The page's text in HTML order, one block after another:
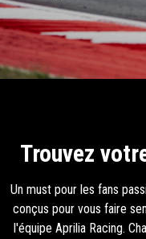
Trouvez
Un must pour les fans
conçus pour vous faire
l'équipe Aprilia Racing.